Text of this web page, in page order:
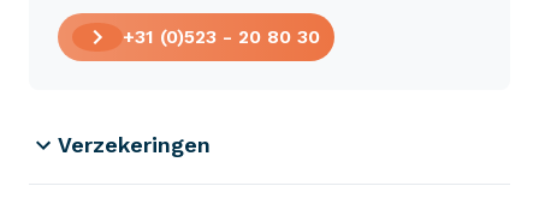
+31 (0)523 - 20 80 30
Verzekeringen